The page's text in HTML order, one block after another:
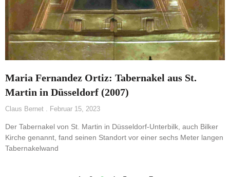
Maria Fernandez Ortiz: Tabernakel aus St.
Martin in Düsseldorf (2007)
Claus Bernet Februar 15, 2023
Der Tabernakel von St. Martin in Düsseldorf-Unterbilk, auch Bilker
Kirche genannt, fand seinen Standort vor einer sechs Meter langen
Tabernakelwand